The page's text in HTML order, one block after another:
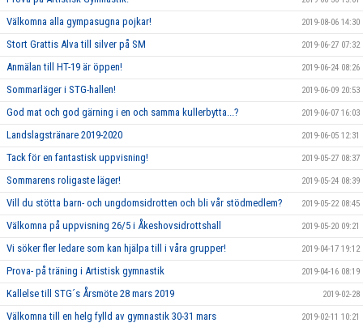
Välkomna alla gympasugna pojkar! 2019-08-06 14:30
Stort Grattis Alva till silver på SM 2019-06-27 07:32
Anmälan till HT-19 är öppen! 2019-06-24 08:26
Sommarläger i STG-hallen! 2019-06-09 20:53
God mat och god gärning i en och samma kullerbytta...? 2019-06-07 16:03
Landslagstränare 2019-2020 2019-06-05 12:31
Tack för en fantastisk uppvisning! 2019-05-27 08:37
Sommarens roligaste läger! 2019-05-24 08:39
Vill du stötta barn- och ungdomsidrotten och bli vår stödmedlem? 2019-05-22 08:45
Välkomna på uppvisning 26/5 i Åkeshovsidrottshall 2019-05-20 09:21
Vi söker fler ledare som kan hjälpa till i våra grupper! 2019-04-17 19:12
Prova- på träning i Artistisk gymnastik 2019-04-16 08:19
Kallelse till STG´s Årsmöte 28 mars 2019 2019-02-28
Välkomna till en helg fylld av gymnastik 30-31 mars 2019-02-11 10:21